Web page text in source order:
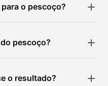
o pescoço?
pescoço?
o resultado?